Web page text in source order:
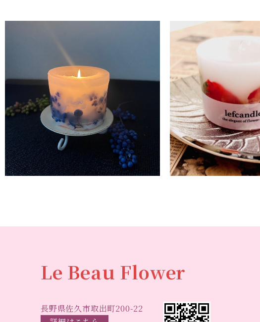
Le Beau Flower
長野県佐久市取出町200-22